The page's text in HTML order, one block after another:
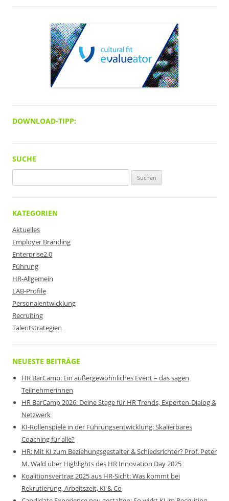
DOWNLOAD-TIPP:
SUCHE
nach:
KATEGORIEN
Aktuelles
Employer Branding
Enterprise2.0
Führung
HR-Allgemein
LAB-Profile
Personalentwicklung
Recruiting
Talentstrategien
NEUESTE BEITRÄGE
HR BarCamp: Ein außergewöhnliches Event – das sagen
Teilnehmerinnen
HR BarCamp 2026: Deine Stage für HR Trends, Experten-Dialog &
Netzwerk
KI-Rollenspiele in der Führungsentwicklung: Skalierbares
Coaching für alle?
HR: Mit KI zum Beziehungsgestalter & Schiedsrichter? Prof. Peter
M. Wald über Highlights des HR Innovation Day 2025
Koalitionsvertrag 2025 aus HR-Sicht: Was kommt bei
Rekrutierung, Arbeitszeit, KI & Co